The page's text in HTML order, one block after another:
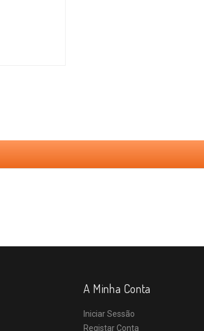
A Minha Conta
Iniciar Sessão
Registar Conta